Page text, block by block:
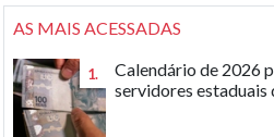
AS MAIS ACESSADAS
1.
Calendário de 2026
servidores estaduais